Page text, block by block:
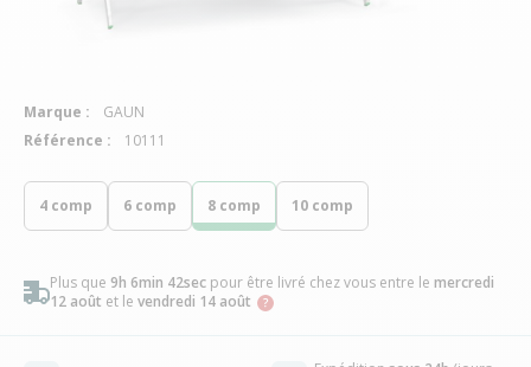
4 comp 6 comp 8 comp 10 comp
Plus que 9h 6min 41sec pour être livré chez vous entre le mercredi
12 août et le vendredi 14 août
Marque :
GAUN
Référence :
10111